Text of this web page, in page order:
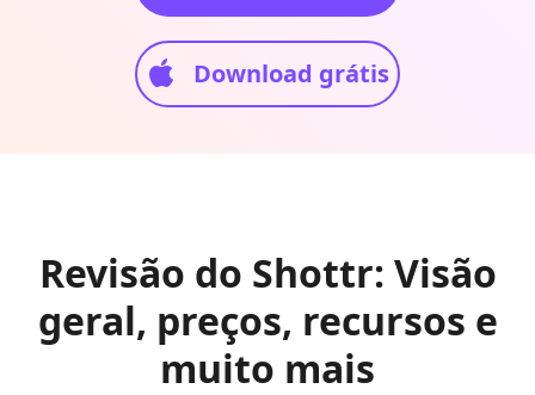
Download grátis
Revisão do Shottr: Visão
geral, preços, recursos e
muito mais